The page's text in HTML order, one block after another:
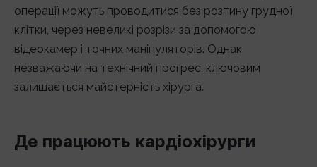
операції можуть проводитися без розтину грудної
клітки, через невеликі розрізи за допомогою
відеокамер і точних маніпуляторів. Однак,
незважаючи на технічний прогрес, ключовим
залишається майстерність хірурга.
Де працюють кардіохірурги